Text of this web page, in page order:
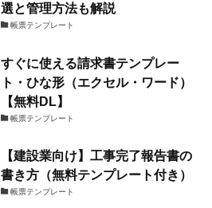
選と管理方法も解説
帳票テンプレート
すぐに使える請求書テンプレー
ト・ひな形（エクセル・ワード）
【無料DL】
帳票テンプレート
【建設業向け】工事完了報告書の
書き方（無料テンプレート付き）
帳票テンプレート